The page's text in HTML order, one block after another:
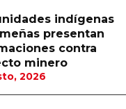
indígenas
presentan
contra
minero
2026